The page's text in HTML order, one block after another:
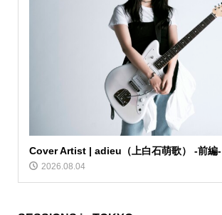
Cover Artist | adieu（上白石萌歌） -前編-
2026.08.04